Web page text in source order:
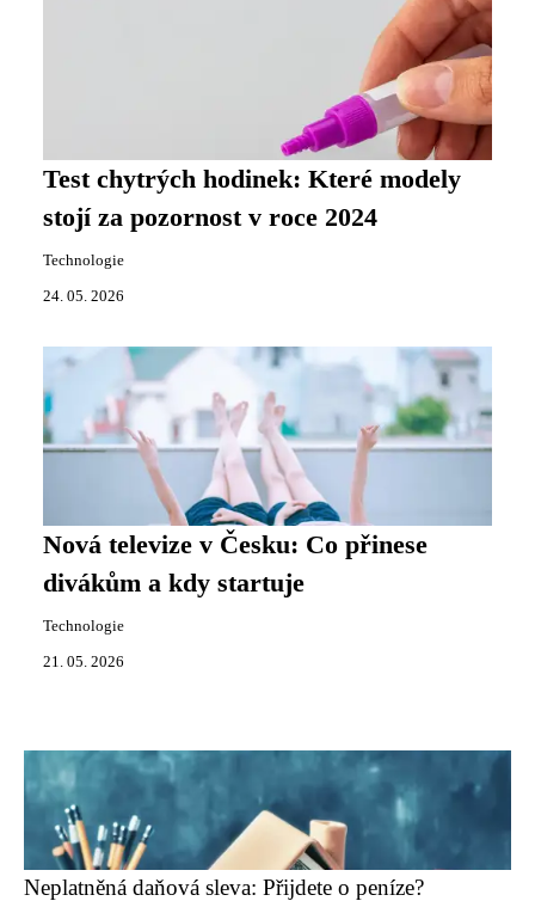
Test chytrých hodinek: Které modely
stojí za pozornost v roce 2024
Technologie
24. 05. 2026
Nová televize v Česku: Co přinese
divákům a kdy startuje
Technologie
21. 05. 2026
Neplatněná daňová sleva: Přijdete o peníze?